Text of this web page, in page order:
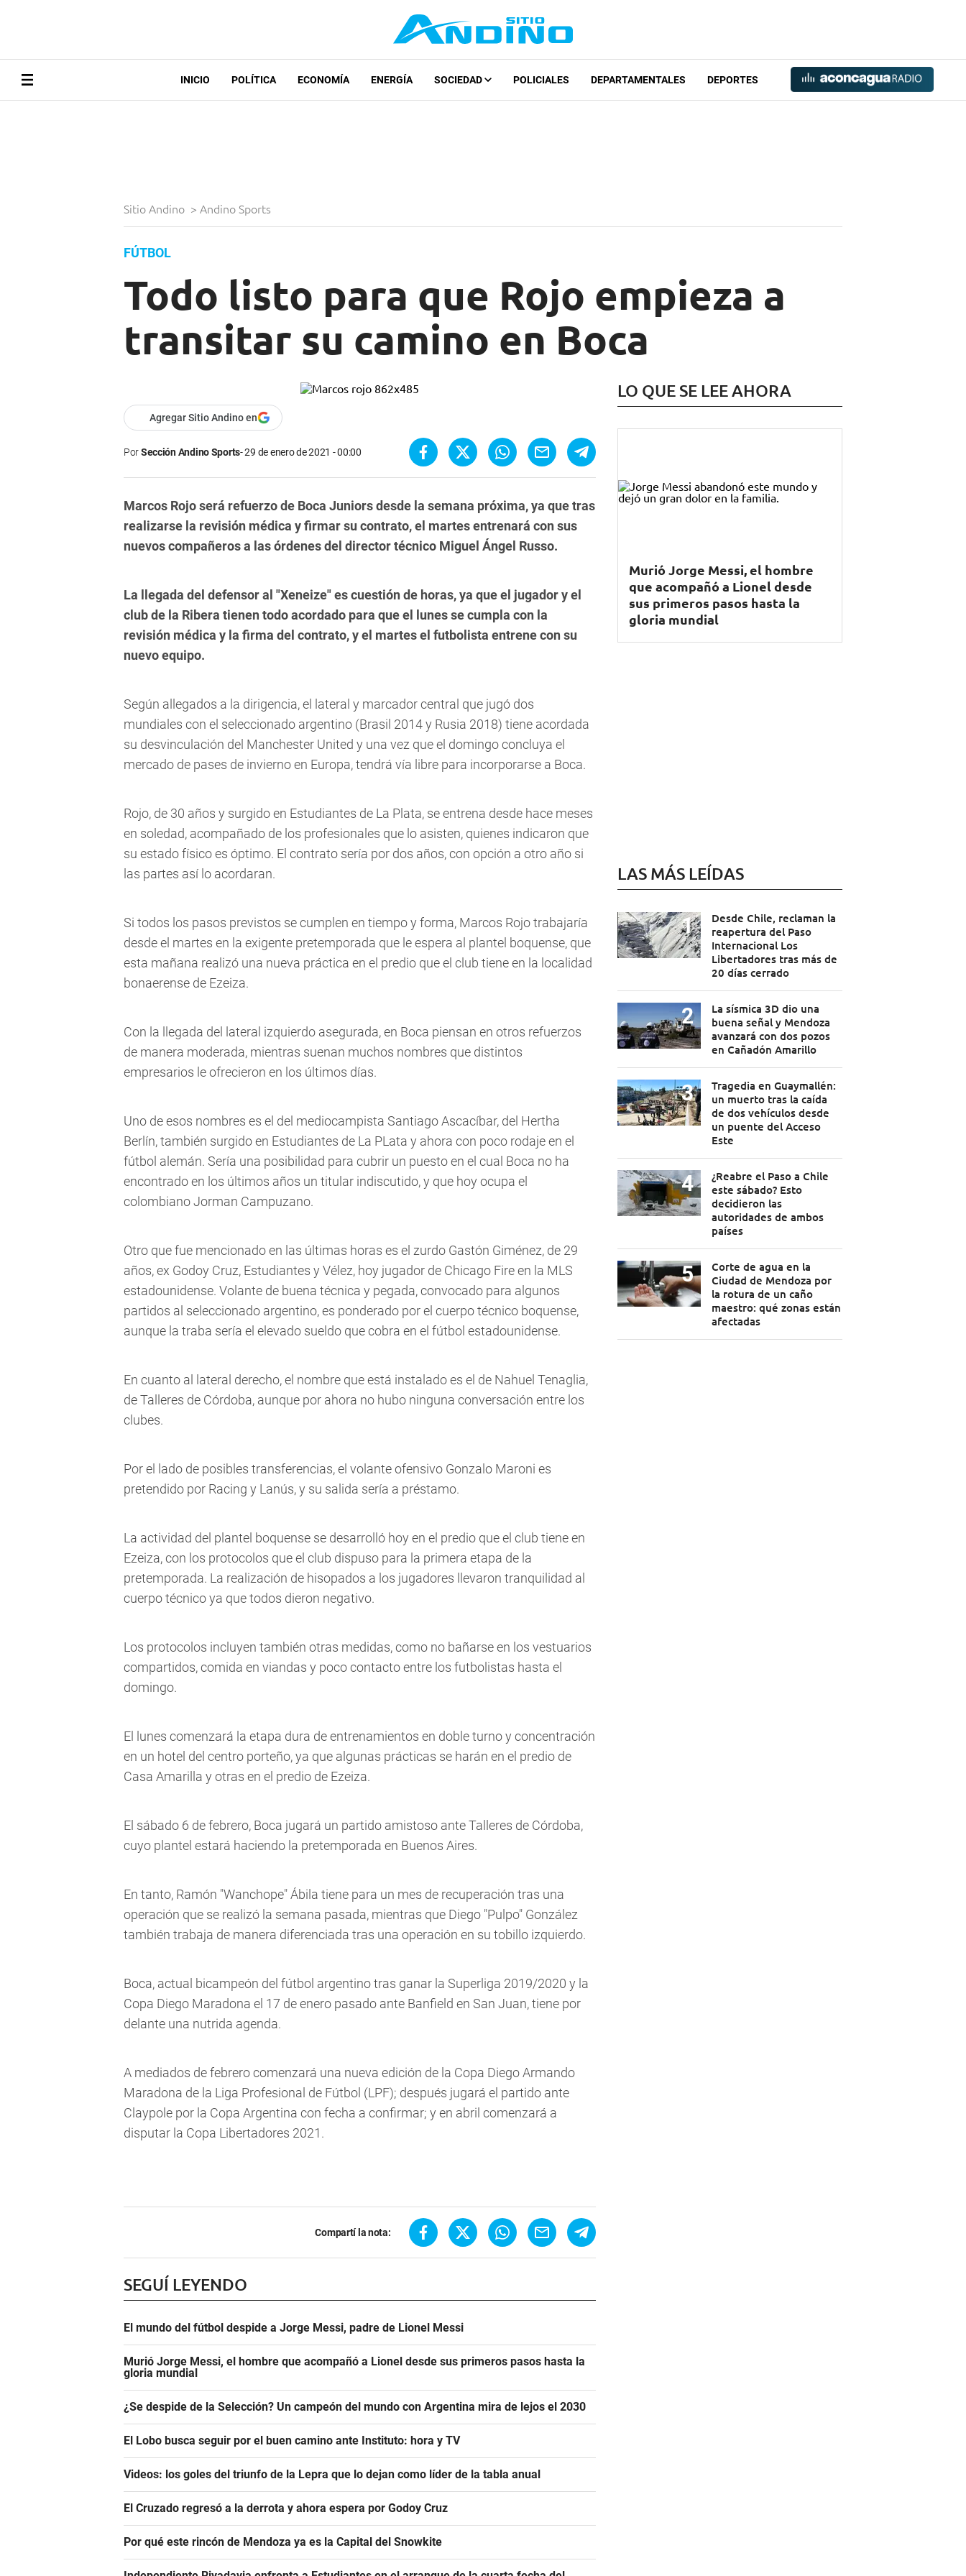
INICIO POLÍTICA ECONOMÍA ENERGÍA SOCIEDAD POLICIALES DEPARTAMENTALES DEPORTES
Sitio Andino > Andino Sports
FÚTBOL
Todo listo para que Rojo empieza a
transitar su camino en Boca
Agregar Sitio Andino en
PorSección Andino Sports 29 de enero de 2021 - 00:00
Marcos Rojo será refuerzo de Boca Juniors desde la semana próxima, ya que tras
realizarse la revisión médica y firmar su contrato, el martes entrenará con sus
nuevos compañeros a las órdenes del director técnico Miguel Ángel Russo.
La llegada del defensor al "Xeneize" es cuestión de horas, ya que el jugador y el
club de la Ribera tienen todo acordado para que el lunes se cumpla con la
revisión médica y la firma del contrato, y el martes el futbolista entrene con su
nuevo equipo.
Según allegados a la dirigencia, el lateral y marcador central que jugó dos
mundiales con el seleccionado argentino (Brasil 2014 y Rusia 2018) tiene acordada
su desvinculación del Manchester United y una vez que el domingo concluya el
mercado de pases de invierno en Europa, tendrá vía libre para incorporarse a Boca.
Rojo, de 30 años y surgido en Estudiantes de La Plata, se entrena desde hace meses
en soledad, acompañado de los profesionales que lo asisten, quienes indicaron que
su estado físico es óptimo. El contrato sería por dos años, con opción a otro año si
las partes así lo acordaran.
Si todos los pasos previstos se cumplen en tiempo y forma, Marcos Rojo trabajaría
desde el martes en la exigente pretemporada que le espera al plantel boquense, que
esta mañana realizó una nueva práctica en el predio que el club tiene en la localidad
bonaerense de Ezeiza.
Con la llegada del lateral izquierdo asegurada, en Boca piensan en otros refuerzos
de manera moderada, mientras suenan muchos nombres que distintos
empresarios le ofrecieron en los últimos días.
Uno de esos nombres es el del mediocampista Santiago Ascacíbar, del Hertha
Berlín, también surgido en Estudiantes de La PLata y ahora con poco rodaje en el
fútbol alemán. Sería una posibilidad para cubrir un puesto en el cual Boca no ha
encontrado en los últimos años un titular indiscutido, y que hoy ocupa el
colombiano Jorman Campuzano.
Otro que fue mencionado en las últimas horas es el zurdo Gastón Giménez, de 29
años, ex Godoy Cruz, Estudiantes y Vélez, hoy jugador de Chicago Fire en la MLS
estadounidense. Volante de buena técnica y pegada, convocado para algunos
partidos al seleccionado argentino, es ponderado por el cuerpo técnico boquense,
aunque la traba sería el elevado sueldo que cobra en el fútbol estadounidense.
En cuanto al lateral derecho, el nombre que está instalado es el de Nahuel Tenaglia,
de Talleres de Córdoba, aunque por ahora no hubo ninguna conversación entre los
clubes.
Por el lado de posibles transferencias, el volante ofensivo Gonzalo Maroni es
pretendido por Racing y Lanús, y su salida sería a préstamo.
La actividad del plantel boquense se desarrolló hoy en el predio que el club tiene en
Ezeiza, con los protocolos que el club dispuso para la primera etapa de la
pretemporada. La realización de hisopados a los jugadores llevaron tranquilidad al
cuerpo técnico ya que todos dieron negativo.
Los protocolos incluyen también otras medidas, como no bañarse en los vestuarios
compartidos, comida en viandas y poco contacto entre los futbolistas hasta el
domingo.
El lunes comenzará la etapa dura de entrenamientos en doble turno y concentración
en un hotel del centro porteño, ya que algunas prácticas se harán en el predio de
Casa Amarilla y otras en el predio de Ezeiza.
El sábado 6 de febrero, Boca jugará un partido amistoso ante Talleres de Córdoba,
cuyo plantel estará haciendo la pretemporada en Buenos Aires.
En tanto, Ramón "Wanchope" Ábila tiene para un mes de recuperación tras una
operación que se realizó la semana pasada, mientras que Diego "Pulpo" González
también trabaja de manera diferenciada tras una operación en su tobillo izquierdo.
Boca, actual bicampeón del fútbol argentino tras ganar la Superliga 2019/2020 y la
Copa Diego Maradona el 17 de enero pasado ante Banfield en San Juan, tiene por
delante una nutrida agenda.
A mediados de febrero comenzará una nueva edición de la Copa Diego Armando
Maradona de la Liga Profesional de Fútbol (LPF); después jugará el partido ante
Claypole por la Copa Argentina con fecha a confirmar; y en abril comenzará a
disputar la Copa Libertadores 2021.
Compartí la nota:
SEGUÍ LEYENDO
El mundo del fútbol despide a Jorge Messi, padre de Lionel Messi
Murió Jorge Messi, el hombre que acompañó a Lionel desde sus primeros pasos hasta la
gloria mundial
¿Se despide de la Selección? Un campeón del mundo con Argentina mira de lejos el 2030
El Lobo busca seguir por el buen camino ante Instituto: hora y TV
Videos: los goles del triunfo de la Lepra que lo dejan como líder de la tabla anual
El Cruzado regresó a la derrota y ahora espera por Godoy Cruz
Por qué este rincón de Mendoza ya es la Capital del Snowkite
LO QUE SE LEE AHORA
Murió Jorge Messi, el hombre
que acompañó a Lionel desde
sus primeros pasos hasta la
gloria mundial
LAS MÁS LEÍDAS
Desde Chile, reclaman la
reapertura del Paso
Internacional Los
Libertadores tras más de
20 días cerrado
La sísmica 3D dio una
buena señal y Mendoza
avanzará con dos pozos
en Cañadón Amarillo
Tragedia en Guaymallén:
un muerto tras la caída
de dos vehículos desde
un puente del Acceso
Este
¿Reabre el Paso a Chile
este sábado? Esto
decidieron las
autoridades de ambos
países
Corte de agua en la
Ciudad de Mendoza por
la rotura de un caño
maestro: qué zonas están
afectadas